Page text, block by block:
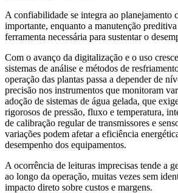
A confiabilidade se integra ao planejamento
importante, enquanto a manutenção
ferramenta necessária para sustentar o
Com o avanço da digitalização e o uso
sistemas de análise e métodos de
operação das plantas passa a depender de
precisão nos instrumentos que monitoram
adoção de sistemas de água gelada, que
rigorosos de pressão, fluxo e temperatura,
de calibração regular de transmissores e
variações podem afetar a eficiência
desempenho dos equipamentos.
A ocorrência de leituras imprecisas tende a
ao longo da operação, muitas vezes sem
impacto direto sobre custos e margens.